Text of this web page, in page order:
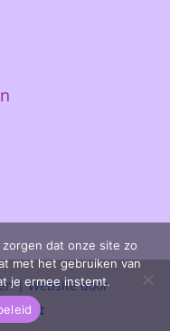
| Website door
dat onze site zo
met het gebruiken van
je ermee instemt.